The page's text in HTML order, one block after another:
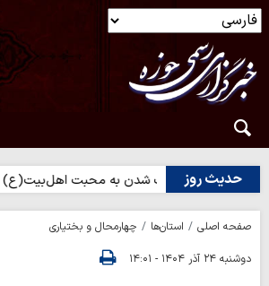
حدیث روز
| راه نزدیک شدن به محبت اهل‌بیت(ع)
صفحه اصلی استان‌ها
چهارمحال و بختیاری
دوشنبه ۲۴ آذر ۱۴۰۴ - ۱۴:۰۱